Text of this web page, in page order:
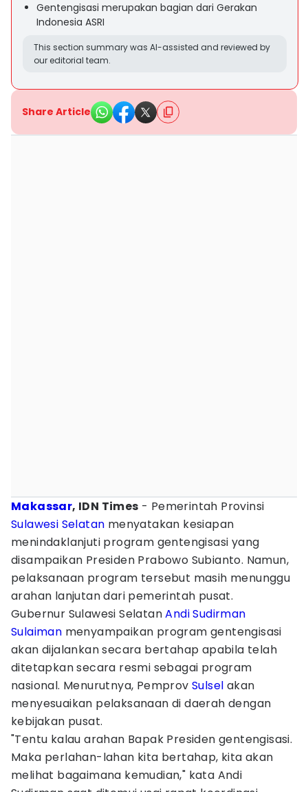
Gentengisasi merupakan bagian dari Gerakan
Indonesia ASRI
This section summary was AI-assisted and reviewed by
our editorial team.
Share Article
Makassar, IDN Times - Pemerintah Provinsi
Sulawesi Selatan menyatakan kesiapan
menindaklanjuti program gentengisasi yang
disampaikan Presiden Prabowo Subianto. Namun,
pelaksanaan program tersebut masih menunggu
arahan lanjutan dari pemerintah pusat.
Gubernur Sulawesi SelatanAndi Sudirman
Sulaiman menyampaikan program gentengisasi
akan dijalankan secara bertahap apabila telah
ditetapkan secara resmi sebagai program
nasional. Menurutnya, Pemprov Sulsel akan
menyesuaikan pelaksanaan di daerah dengan
kebijakan pusat.
"Tentu kalau arahan Bapak Presiden gentengisasi.
Maka perlahan-lahan kita bertahap, kita akan
melihat bagaimana kemudian," kata Andi